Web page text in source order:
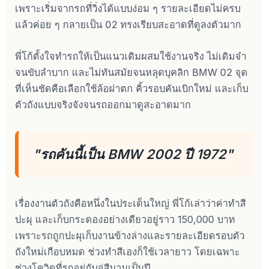
เพราะเริ่มจากรถที่วิ่งได้แบบง่อม ๆ รายละเอียดไม่ครบ
แล้วค่อย ๆ กลายเป็น 02 ทรงเรียบสะอาดที่ดูลงตัวมาก
พี่โก้ตั้งใจทำรถให้เป็นแนวเดิมผสมใช้งานจริง ไม่เดิมจ๋า
จนขับลำบาก และไม่ทันสมัยจนหลุดบุคลิก BMW 02 จุด
ที่เห็นชัดคือเลือกใช้ล้อฝาตก คิ้วรอบคันเบิกใหม่ และเก็บ
ตัวถังแบบจริงจังจนรถออกมาดูสะอาดมาก
"รถคันนี้เป็น BMW 2002 ปี 1972"
เรื่องงานตัวถังคือหนึ่งในประเด็นใหญ่ พี่โก้เล่าว่าค่าทำสี
ปะผุ และเก็บกระดองอย่างเดียวอยู่ราว 150,000 บาท
เพราะรถถูกปะผุเก็บงานข้างล่างและรายละเอียดรอบตัว
ถังใหม่เกือบหมด ช่วงทำสีเองก็ใช้เวลายาว โดยเฉพาะ